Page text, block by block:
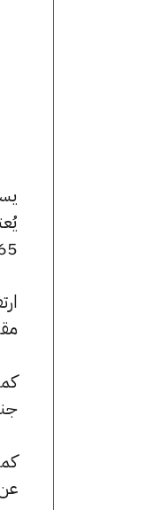
365 بتوفير تغطية دائمة لأسعار
عن